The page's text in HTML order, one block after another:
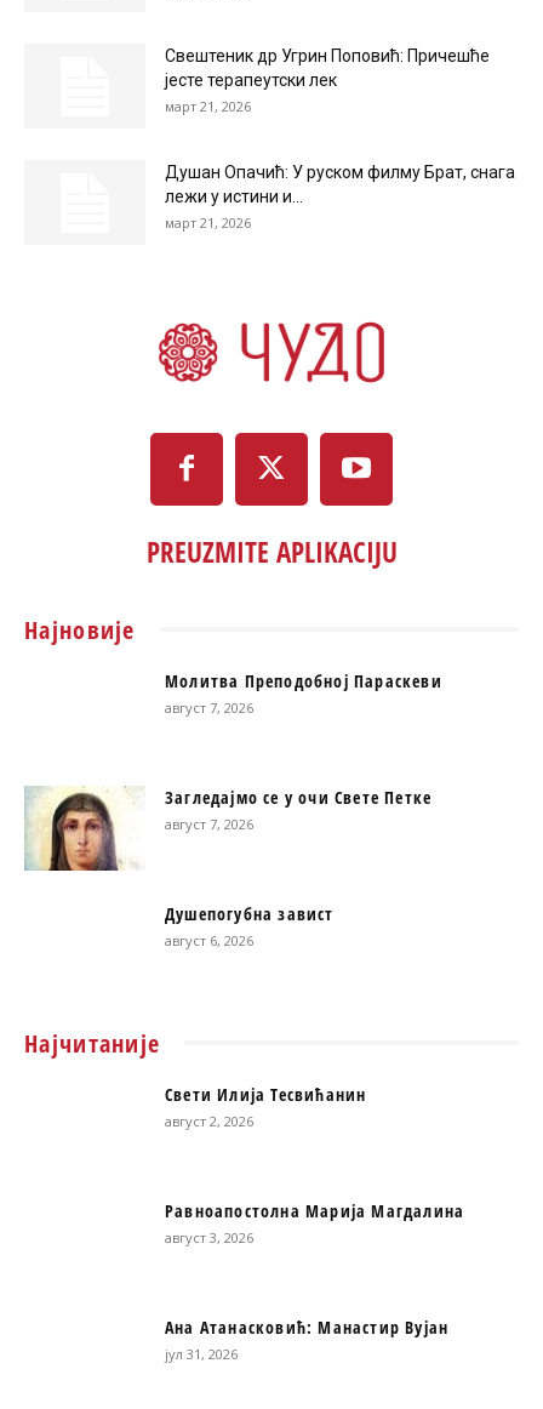
Свештеник др Угрин Поповић: Причешће
јесте терапеутски лек
март 21, 2026
Душан Опачић: У руском филму Брат, снага
лежи у истини и...
март 21, 2026
PREUZMITE APLIKACIJU
Најновије
Молитва Преподобној Параскеви
август 7, 2026
Загледајмо се у очи Свете Петке
август 7, 2026
Душепогубна завист
август 6, 2026
Најчитаније
Свети Илија Тесвићанин
август 2, 2026
Равноапостолна Марија Магдалина
август 3, 2026
Ана Атанасковић: Манастир Вујан
јул 31, 2026